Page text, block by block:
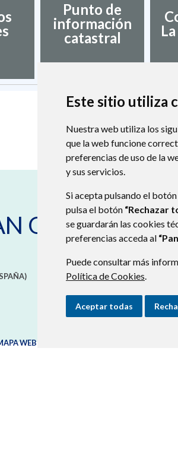
Este sitio utiliza
Nuestra web utiliza los
que la web funcione
preferencias de uso de la
y sus servicios.
Si acepta pulsando el botón
pulsa el botón “Rechazar
se guardarán las cookies
preferencias acceda al
Puede consultar más
Política de Cookies.
Aceptar todas
Punto de
información
catastral
QUÍLEZ
WEB